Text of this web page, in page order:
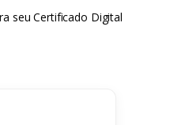
seu Certificado Digital